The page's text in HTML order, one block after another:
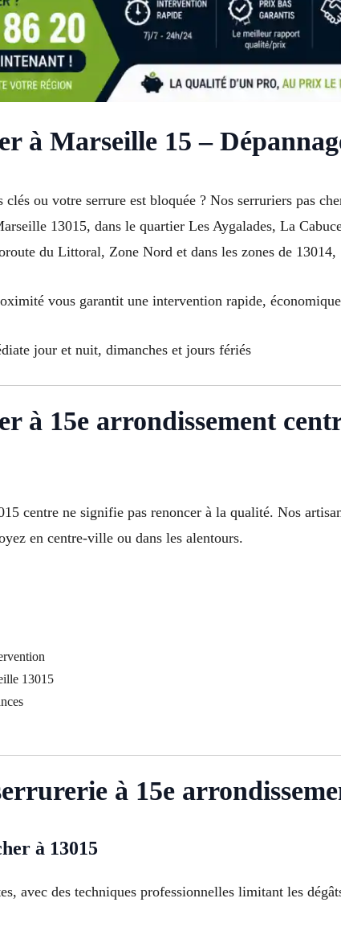
à Marseille 15 –
ou votre serrure est bloquée ? Nos serruriers pas
13015, dans le quartier Les Aygalades, La
du Littoral, Zone Nord et dans les zones de 13014,
vous garantit une intervention rapide,
jour et nuit, dimanches et jours fériés
à 15e arrondissement
centre ne signifie pas renoncer à la qualité. Nos
en centre-ville ou dans les alentours.
13015
à 15e
à 13015
avec des techniques professionnelles limitant les